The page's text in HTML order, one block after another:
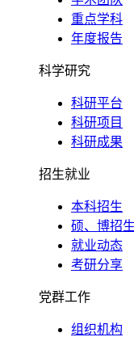
重点学科
年度报告
科学研究
科研平台
科研项目
科研成果
招生就业
本科招生
硕、博招生
就业动态
考研分享
党群工作
组织机构